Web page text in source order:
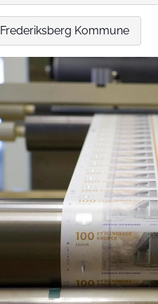
Frederiksberg Kommune